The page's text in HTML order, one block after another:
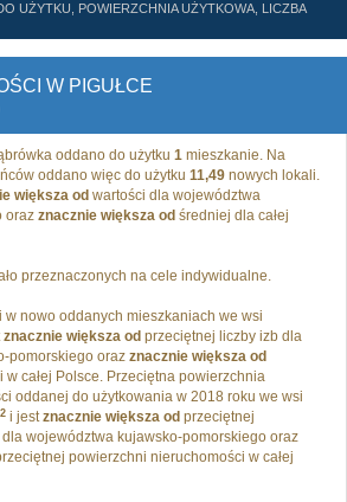
UŻYTKU, POWIERZCHNIA UŻYTKOWA, LICZBA
W PIGUŁCE
oddano do użytku 1 mieszkanie. Na
oddano więc do użytku 11,49 nowych lokali.
większa od wartości dla województwa
oraz znacznie większa od średniej dla całej
przeznaczonych na cele indywidualne.
w nowo oddanych mieszkaniach we wsi
znacznie większa od przeciętnej liczby izb dla
pomorskiego oraz znacznie większa od
całej Polsce. Przeciętna powierzchnia
oddanej do użytkowania w 2018 roku we wsi
2 i jestznacznie większa od przeciętnej
województwa kujawsko-pomorskiego oraz
powierzchni nieruchomości w całej